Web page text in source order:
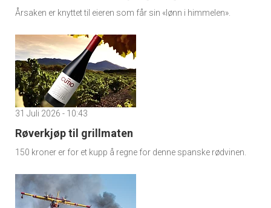
Årsaken er knyttet til eieren som får sin «lønn i himmelen».
31 Juli 2026 - 10:43
Røverkjøp til grillmaten
150 kroner er for et kupp å regne for denne spanske rødvinen.